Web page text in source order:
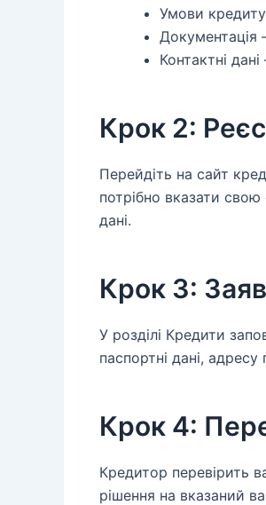
Умови
Документація
Контактні
Крок 2:
Перейдіть на сайт
потрібно вказати
дані.
Крок 3:
У розділі Кредити
паспортні дані,
Крок 4:
Кредитор перевірить
рішення на вказаний